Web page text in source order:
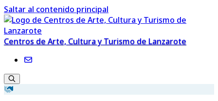
Saltar al contenido principal
Centros de Arte, Cultura y Turismo de Lanzarote